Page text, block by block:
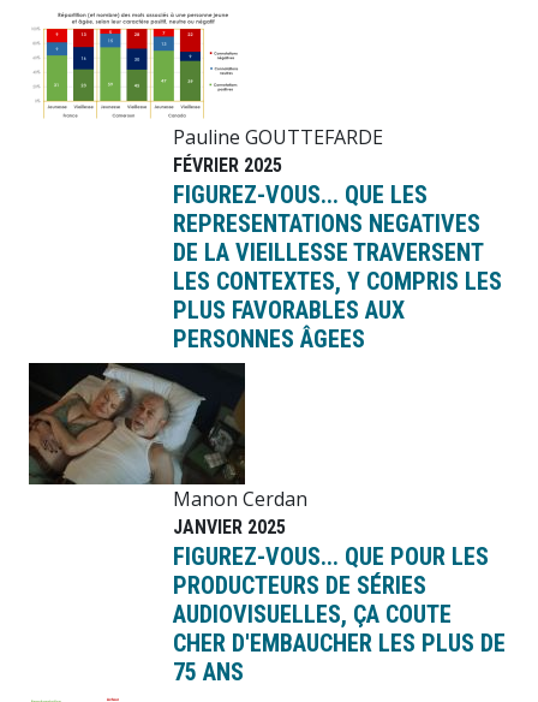
Image
Pauline GOUTTEFARDE
FÉVRIER 2025
FIGUREZ-VOUS... QUE LES
REPRESENTATIONS NEGATIVES
DE LA VIEILLESSE TRAVERSENT
LES CONTEXTES, Y COMPRIS LES
PLUS FAVORABLES AUX
PERSONNES ÂGEES
Image
Manon Cerdan
JANVIER 2025
FIGUREZ-VOUS... QUE POUR LES
PRODUCTEURS DE SÉRIES
AUDIOVISUELLES, ÇA COUTE
CHER D'EMBAUCHER LES PLUS DE
75 ANS